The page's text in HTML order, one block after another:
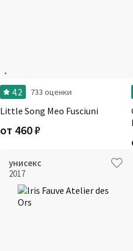
4.2 733 оценки
Little Song Meo Fusciuni
от 460₽
унисекс
2017